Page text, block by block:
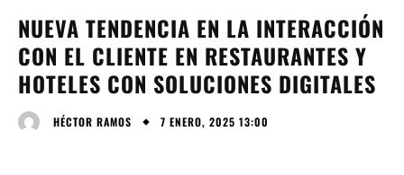
NUEVA TENDENCIA EN LA INTERACCIÓN
CON EL CLIENTE EN RESTAURANTES Y
HOTELES CON SOLUCIONES DIGITALES
HÉCTOR RAMOS 7 ENERO, 2025 13:00